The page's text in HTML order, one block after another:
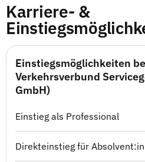
Karriere- &
Einstiegsmöglichkeiten
Verkehrsverbund
GmbH)
Einstieg als Professional
Direkteinstieg für